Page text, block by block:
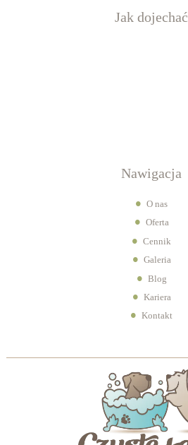
Jak dojechać
Nawigacja
O nas
Oferta
Cennik
Galeria
Blog
Kariera
Kontakt